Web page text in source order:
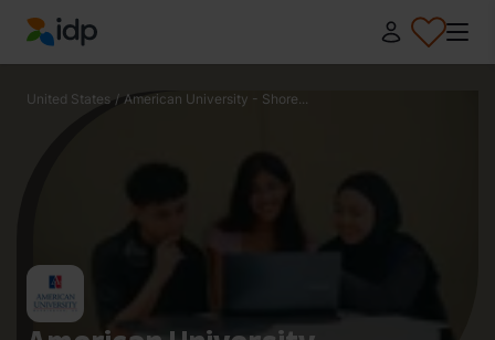
IDP Education
United States / American University - Shore...